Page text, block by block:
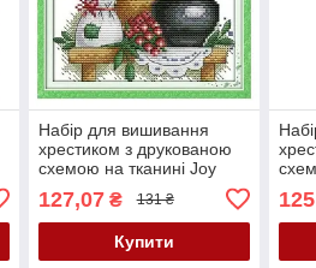
Набір для вишивання
хрестиком з друкованою
схемою на тканині Joy
натюрморт J132
127,07₴ 131 ₴
Купити
J353